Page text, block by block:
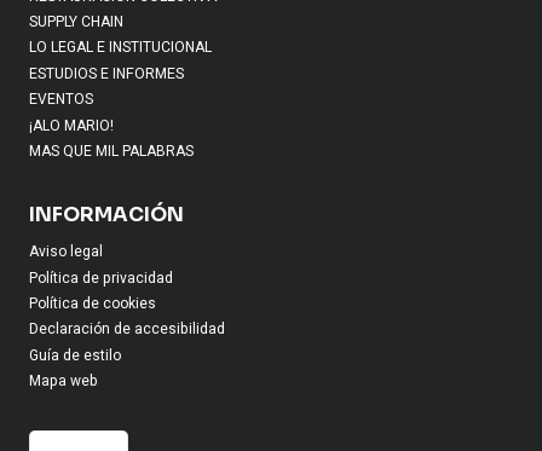
SUPPLY CHAIN
LO LEGAL E INSTITUCIONAL
ESTUDIOS E INFORMES
EVENTOS
¡ALO MARIO!
MAS QUE MIL PALABRAS
INFORMACIÓN
Aviso legal
Política de privacidad
Política de cookies
Declaración de accesibilidad
Guía de estilo
Mapa web